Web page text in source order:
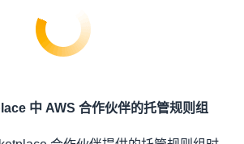
中 AWS 合作伙伴的托管规则组